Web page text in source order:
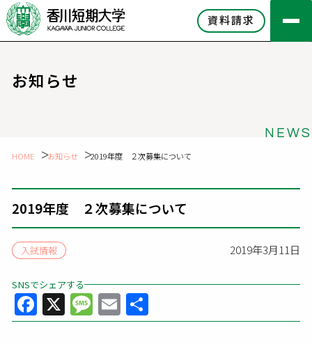
資料請求
お知らせ
NEWS
HOME お知らせ 2019年度 ２次募集について
2019年度 ２次募集について
入試情報 2019年3月11日
SNSでシェアする
Facebook
X Message
Email
有